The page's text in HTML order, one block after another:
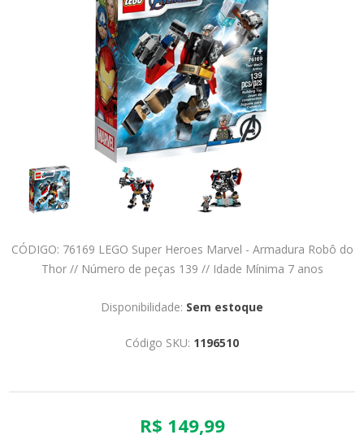
CÓDIGO: 76169 LEGO Super Heroes Marvel - Armadura Robô do
Thor // Número de peças 139 // Idade Mínima 7 anos
Disponibilidade: Sem estoque
Código SKU: 1196510
R$ 149,99